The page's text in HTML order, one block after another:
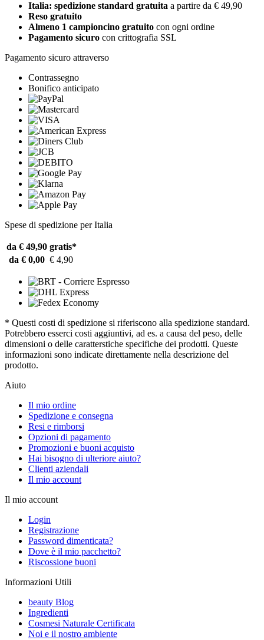
Italia: spedizione standard gratuita a partire da € 49,90
Reso gratuito
Almeno 1 campioncino gratuito con ogni ordine
Pagamento sicuro con crittografia SSL
Pagamento sicuro attraverso
Contrassegno
Bonifico anticipato
Spese di spedizione per Italia
da € 49,90 gratis*
da € 0,00 € 4,90
* Questi costi di spedizione si riferiscono alla spedizione standard.
Potrebbero esserci costi aggiuntivi, ad es. a causa del peso, delle
dimensioni o delle caratterstiche specifiche dei prodotti. Queste
informazioni sono indicate direttamente nella descrizione del
prodotto.
Aiuto
Il mio ordine
Spedizione e consegna
Resi e rimborsi
Opzioni di pagamento
Promozioni e buoni acquisto
Hai bisogno di ulteriore aiuto?
Clienti aziendali
Il mio account
Il mio account
Login
Registrazione
Password dimenticata?
Dove è il mio pacchetto?
Riscossione buoni
Informazioni Utili
beauty Blog
Ingredienti
Cosmesi Naturale Certificata
Noi e il nostro ambiente